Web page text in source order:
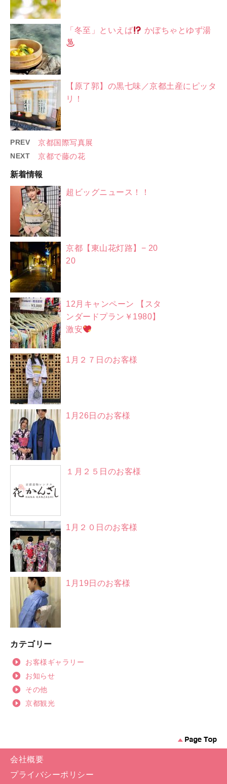
「冬至」といえば かぼちゃとゆず湯
【原了郭】の黒七味／京都土産にピッタ
リ！
PREV 京都国際写真展
NEXT 京都で藤の花
新着情報
超ビッグニュース！！
京都【東山花灯路】− 20
20
12月キャンペーン 【スタ
ンダードプラン￥1980】
激安
1月２７日のお客様
1月26日のお客様
１月２５日のお客様
1月２０日のお客様
1月19日のお客様
カテゴリー
お客様ギャラリー
お知らせ
その他
京都観光
会社概要
プライバシーポリシー